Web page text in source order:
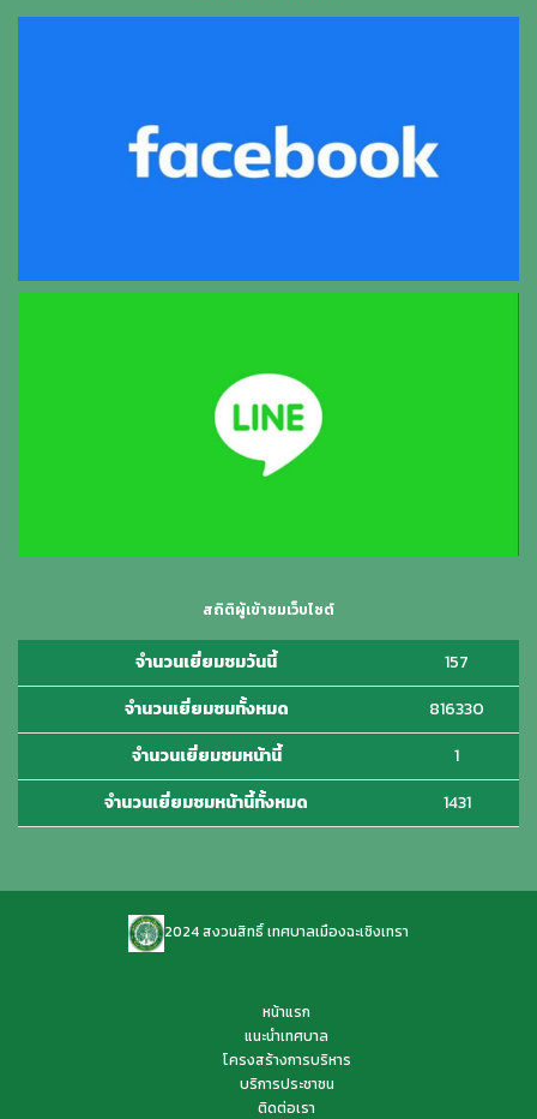
สถิติผู้เข้าชมเว็บไซต์
จำนวนเยี่ยมชมวันนี้
157
จำนวนเยี่ยมชมทั้งหมด
816330
จำนวนเยี่ยมชมหน้านี้
1
จำนวนเยี่ยมชมหน้านี้ทั้งหมด
1431
2024 สงวนสิทธิ์ เทศบาลเมืองฉะเชิงเทรา
หน้าแรก
แนะนำเทศบาล
โครงสร้างการบริหาร
บริการประชาชน
ติดต่อเรา